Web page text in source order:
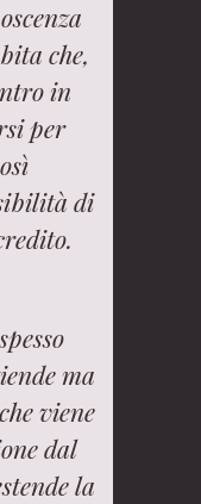
che,
in
per
di
ma
viene
dal
la